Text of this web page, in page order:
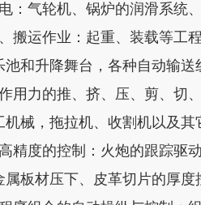
：气轮机、锅炉的润滑系统
搬运作业：起重、装载等工
和升降舞台，各种自动输送
用力的推、挤、压、剪、切
机械，拖拉机、收割机以及
精度的控制：火炮的跟踪驱
属板材压下、皮革切片的厚